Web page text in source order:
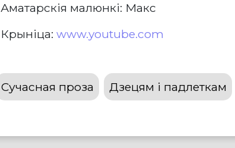
Аматарскія малюнкі: Макс
Крыніца: www.youtube.com
Сучасная проза Дзецям і падлеткам